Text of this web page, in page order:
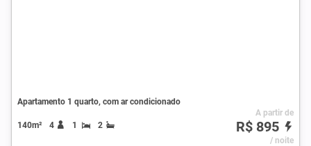
Apartamento 1 quarto, com ar condicionado
140m² 4 1 2
A partir de
R$ 895
/ noite